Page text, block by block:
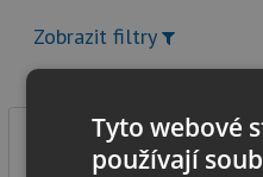
Zobrazit filtry
Tyto webové
používají